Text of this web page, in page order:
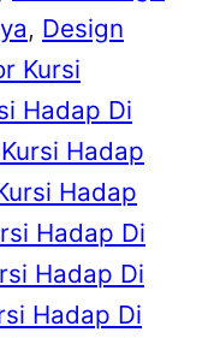
, Design
Kursi
Hadap Di
Hadap
Hadap
Hadap Di
Hadap Di
Hadap Di